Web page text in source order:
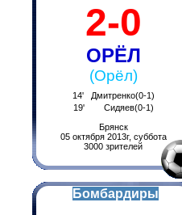
2-0
ОРЁЛ
(Орёл)
14' Дмитренко(0-1)
19' Сидяев(0-1)
Брянск
05 октября 2013г, суббота
3000 зрителей
Бомбардиры